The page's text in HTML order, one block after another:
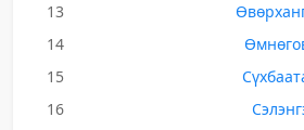
13
14
15
16